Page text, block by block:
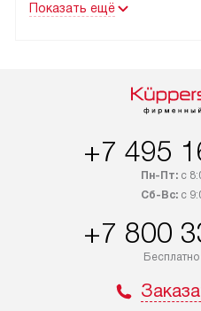
специальным лейблом
дополнительно. Возможна
Показать ещё
+7 495
Пн-Пт:с
Сб-Вс:с
+7 800